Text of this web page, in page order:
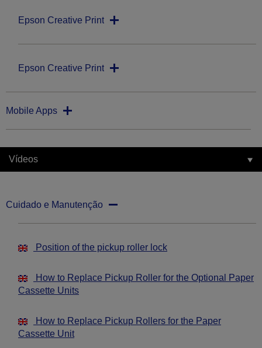
Epson Creative Print
Epson Creative Print
Mobile Apps
Vídeos
Cuidado e Manutenção
Position of the pickup roller lock
How to Replace Pickup Roller for the Optional Paper
Cassette Units
How to Replace Pickup Rollers for the Paper
Cassette Unit